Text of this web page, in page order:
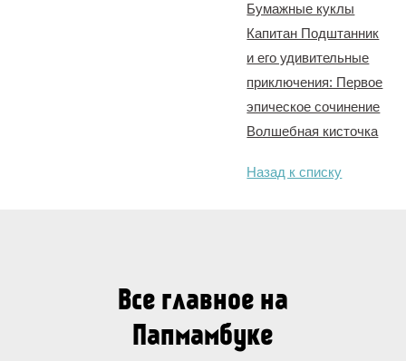
Бумажные куклы
Капитан Подштанник
и его удивительные
приключения: Первое
эпическое сочинение
Волшебная кисточка
Назад к списку
Все главное на
Папмамбуке